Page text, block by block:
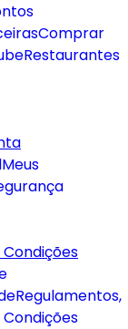
Comprar
Restaurantes
Meus
Regulamentos,